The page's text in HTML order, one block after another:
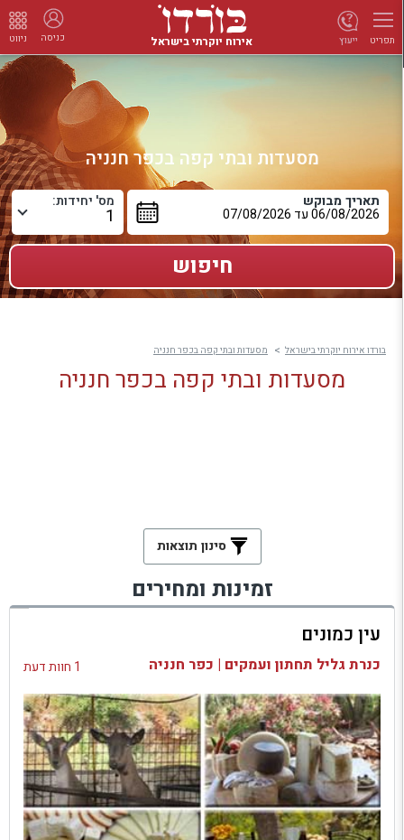
תפריט אירוח יוקרתי בישראל כניסה ניווט ייעוץ
מסעדות ובתי קפה בכפר חנניה
תאריך מבוקש מס' יחידות:
בורדו אירוח יוקרתי בישראל מסעדות ובתי קפה בכפר חנניה
מסעדות ובתי קפה בכפר חנניה
סינון תוצאות
זמינות ומחירים
עין כמונים
כנרת גליל תחתון ועמקים | כפר חנניה 1 חוות דעת